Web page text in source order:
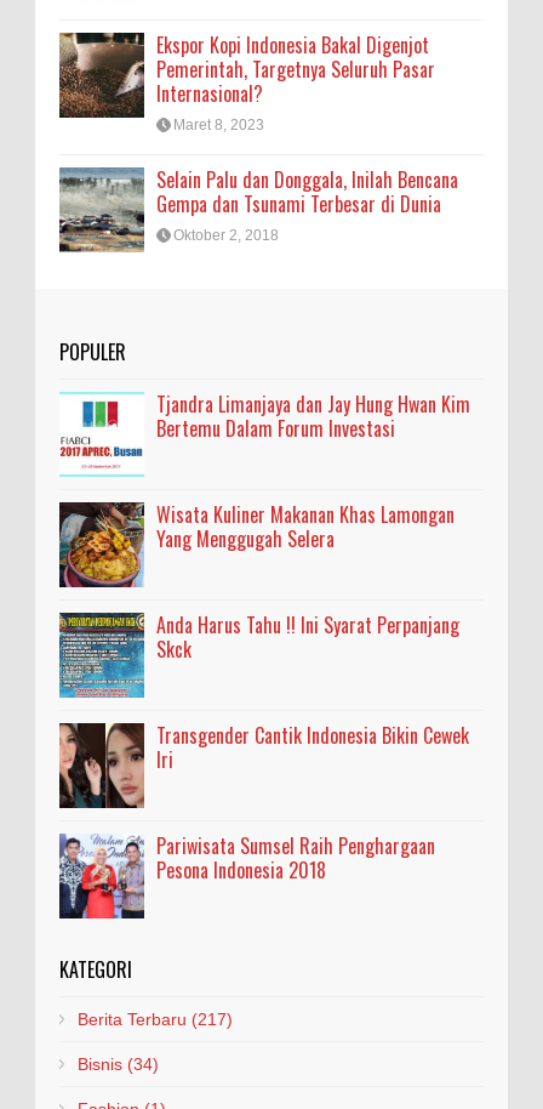
Ekspor Kopi Indonesia Bakal Digenjot
Pemerintah, Targetnya Seluruh Pasar
Internasional?
Maret 8, 2023
Selain Palu dan Donggala, Inilah Bencana
Gempa dan Tsunami Terbesar di Dunia
Oktober 2, 2018
POPULER
Tjandra Limanjaya dan Jay Hung Hwan Kim
Bertemu Dalam Forum Investasi
Wisata Kuliner Makanan Khas Lamongan
Yang Menggugah Selera
Anda Harus Tahu !! Ini Syarat Perpanjang
Skck
Transgender Cantik Indonesia Bikin Cewek
Iri
Pariwisata Sumsel Raih Penghargaan
Pesona Indonesia 2018
KATEGORI
Berita Terbaru (217)
Bisnis (34)